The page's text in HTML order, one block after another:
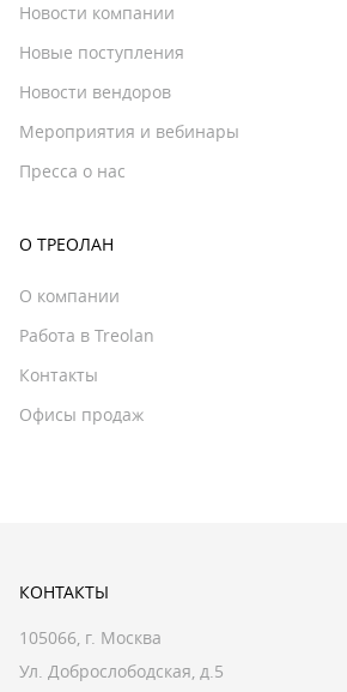
Новости компании
Новые поступления
Новости вендоров
Мероприятия и вебинары
Пресса о нас
О ТРЕОЛАН
О компании
Работа в Treolan
Контакты
Офисы продаж
КОНТАКТЫ
105066, г. Москва
Ул. Доброслободская, д.5